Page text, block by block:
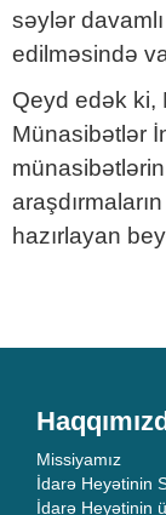
səylər
edilməsində
Qeyd edək ki,
Münasibətlər
hazırlayan
Missiyamız
İdarə Heyətinin
İdarə Heyətinin